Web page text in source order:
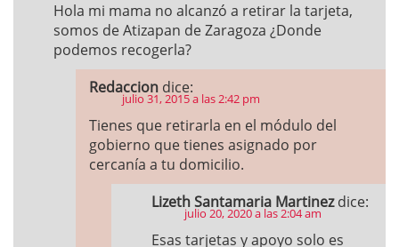
Hola mi mama no alcanzó a retirar la tarjeta,
somos de Atizapan de Zaragoza ¿Donde
podemos recogerla?
Redaccion dice:
julio 31, 2015 a las 2:42 pm
Tienes que retirarla en el módulo del
gobierno que tienes asignado por
cercanía a tu domicilio.
Lizeth Santamaria Martinez dice:
julio 20, 2020 a las 2:04 am
Esas tarjetas y apoyo solo es